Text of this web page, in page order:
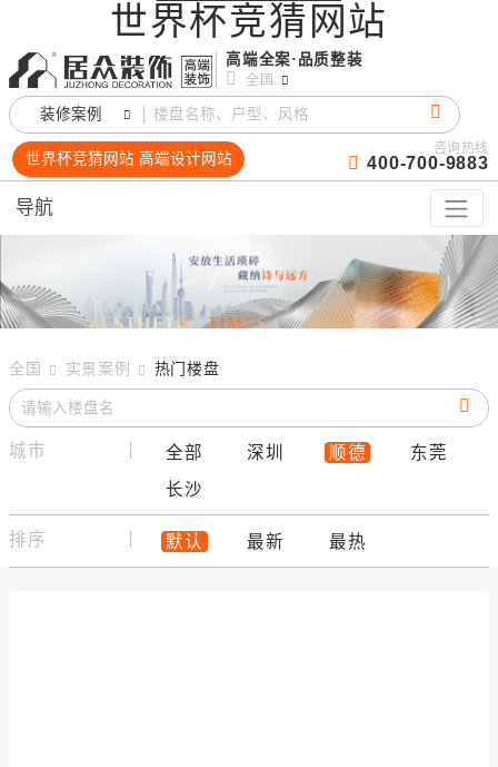
世界杯竞猜网站
高端全案·品质整装
全国
装修案例
世界杯竞猜网站 高端设计网站
咨询热线
400-700-9883
导航
全国 实景案例 热门楼盘
城市 全部 深圳 顺德
东莞
长沙
排序 默认 最新 最热